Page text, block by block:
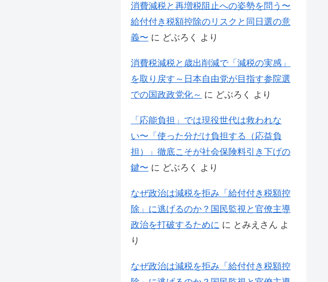
消費減税と再増税阻止への姿勢を問う〜
給付付き税額控除のリスクと同日選の意
義〜 に どぶろく より
消費税減税と歳出削減で「減税の実感」
を取り戻す～日本自由党が目指す参院選
での国政政党化～ に どぶろく より
「応能負担」では現役世代は救われな
い〜「使った分だけ負担する（応益負
担）」徹底こそが社会保険料引き下げの
鍵〜 に どぶろく より
なぜ政治は減税を拒み「給付付き税額控
除」に逃げるのか？国民監視と官僚主導
政治を打破するために に とみえさん よ
り
なぜ政治は減税を拒み「給付付き税額控